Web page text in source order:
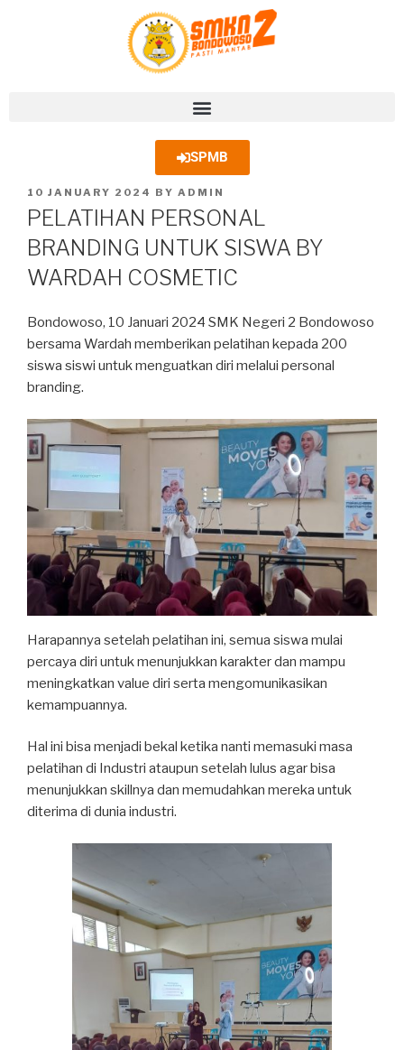
SPMB
10 JANUARY 2024 BY ADMIN
PELATIHAN PERSONAL
BRANDING UNTUK SISWA BY
WARDAH COSMETIC
Bondowoso, 10 Januari 2024 SMK Negeri 2 Bondowoso
bersama Wardah memberikan pelatihan kepada 200
siswa siswi untuk menguatkan diri melalui personal
branding.
Harapannya setelah pelatihan ini, semua siswa mulai
percaya diri untuk menunjukkan karakter dan mampu
meningkatkan value diri serta mengomunikasikan
kemampuannya.
Hal ini bisa menjadi bekal ketika nanti memasuki masa
pelatihan di Industri ataupun setelah lulus agar bisa
menunjukkan skillnya dan memudahkan mereka untuk
diterima di dunia industri.